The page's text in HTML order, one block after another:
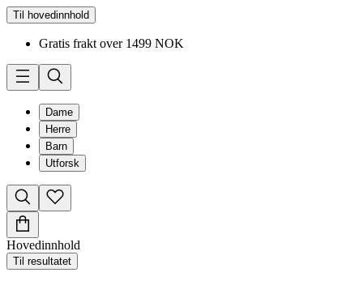
Til hovedinnhold
Gratis frakt over 1499 NOK
Dame
Herre
Barn
Utforsk
Hovedinnhold
Til resultatet